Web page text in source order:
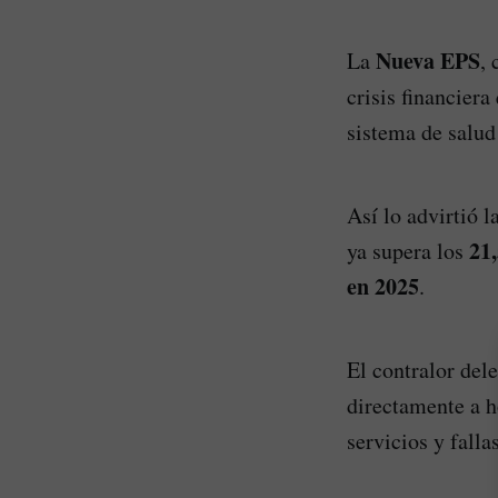
LaNueva EPS,
crisis financiera
sistema de
Así lo advirtió
ya supera los
en 2025.
El contralor
directamente a
servicios y